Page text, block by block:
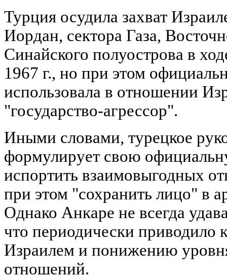
Турция осудила захват
Иордан, сектора Газа,
Синайского полуострова в
1967 г., но при этом
использовала в отношении
"государство-агрессор".
Иными словами, турецкое
формулирует свою
испортить взаимовыгодных
при этом "сохранить лицо" в
Однако Анкаре не всегда
что периодически
Израилем и понижению
отношений.